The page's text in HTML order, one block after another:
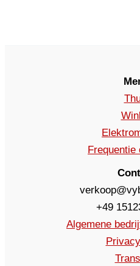
Frequentie
+49
Algemene